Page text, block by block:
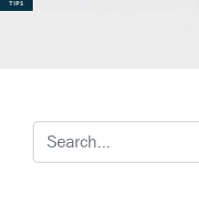
TIPS